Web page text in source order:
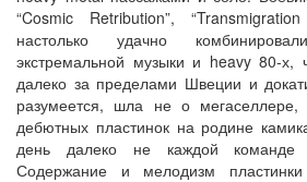
“Cosmic Retribution”,
настолько удачно
экстремальной музыки и heavy 80-х,
далеко за пределами Швеции и
разумеется, шла не о
дебютных пластинок на родине
день далеко не каждой команде
Содержание и мелодизм